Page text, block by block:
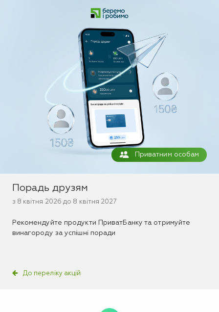
Приватним особам
До переліку акцій
Порадь друзям
з 8 квітня 2026 до 8 квітня 2027
Рекомендуйте продукти ПриватБанку та отримуйте
винагороду за успішні поради